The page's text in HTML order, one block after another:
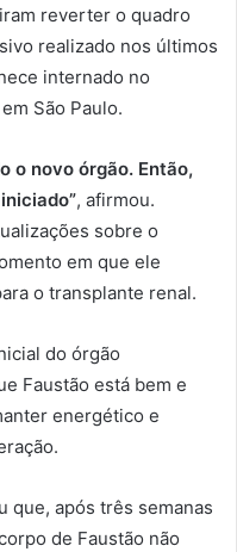
reverter o quadro
realizado nos últimos
internado no
São Paulo.
o novo órgão. Então,
, afirmou.
sobre o
em que ele
o transplante renal.
do órgão
Faustão está bem e
energético e
que, após três semanas
de Faustão não